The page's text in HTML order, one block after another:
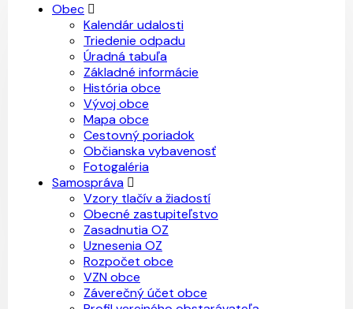
Obec
Kalendár udalosti
Triedenie odpadu
Úradná tabuľa
Základné informácie
História obce
Vývoj obce
Mapa obce
Cestovný poriadok
Občianska vybavenosť
Fotogaléria
Samospráva
Vzory tlačív a žiadostí
Obecné zastupiteľstvo
Zasadnutia OZ
Uznesenia OZ
Rozpočet obce
VZN obce
Záverečný účet obce